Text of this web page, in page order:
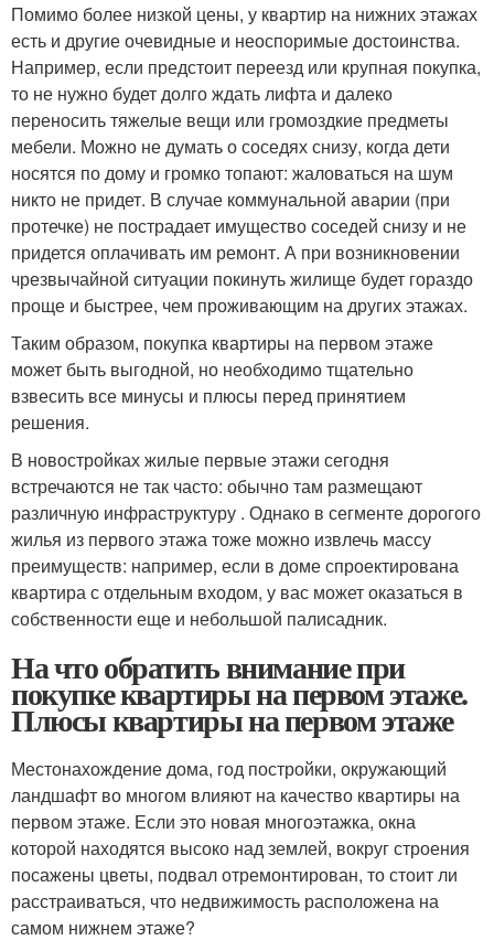
Помимо более низкой цены, у квартир на нижних этажах
есть и другие очевидные и неоспоримые достоинства.
Например, если предстоит переезд или крупная покупка,
то не нужно будет долго ждать лифта и далеко
переносить тяжелые вещи или громоздкие предметы
мебели. Можно не думать о соседях снизу, когда дети
носятся по дому и громко топают: жаловаться на шум
никто не придет. В случае коммунальной аварии (при
протечке) не пострадает имущество соседей снизу и не
придется оплачивать им ремонт. А при возникновении
чрезвычайной ситуации покинуть жилище будет гораздо
проще и быстрее, чем проживающим на других этажах.
Таким образом, покупка квартиры на первом этаже
может быть выгодной, но необходимо тщательно
взвесить все минусы и плюсы перед принятием
решения.
В новостройках жилые первые этажи сегодня
встречаются не так часто: обычно там размещают
различную инфраструктуру . Однако в сегменте дорогого
жилья из первого этажа тоже можно извлечь массу
преимуществ: например, если в доме спроектирована
квартира с отдельным входом, у вас может оказаться в
собственности еще и небольшой палисадник.
На что обратить внимание при
покупке квартиры на первом этаже.
Плюсы квартиры на первом этаже
Местонахождение дома, год постройки, окружающий
ландшафт во многом влияют на качество квартиры на
первом этаже. Если это новая многоэтажка, окна
которой находятся высоко над землей, вокруг строения
посажены цветы, подвал отремонтирован, то стоит ли
расстраиваться, что недвижимость расположена на
самом нижнем этаже?